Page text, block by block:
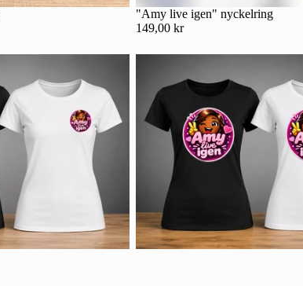
"Amy live igen" nyckelring
149,00 kr